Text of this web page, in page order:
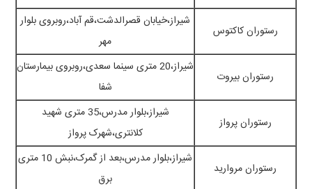
رستوران کاکتوس
شیراز،خیابان قصرالدشت،قم آباد،روبروی بلوار
مهر
رستوران بیروت
شیراز،20 متری سینما سعدی،روبروی بیمارستان
شفا
رستوران پرواز
شیراز،بلوار مدرس،35 متری شهید
کلانتری،شهرک پرواز
رستوران مروارید
شیراز،بلوار مدرس،بعد از گمرک،نبش 10 متری
برق